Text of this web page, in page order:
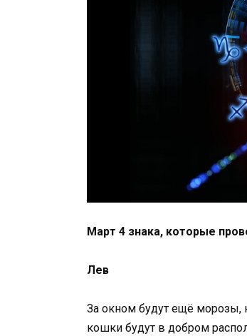
Март 4 знака, которые
Лев
За окном будут ещё
кошки будут в добром